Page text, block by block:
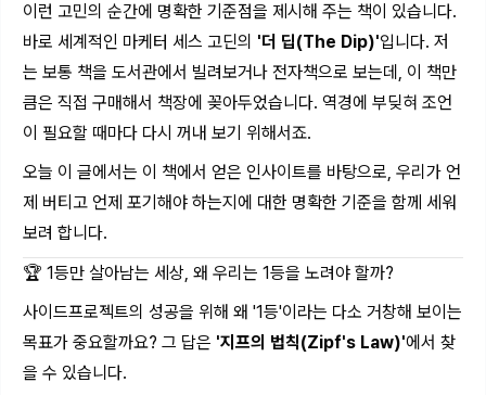
이런 고민의 순간에 명확한 기준점을 제시해 주는 책이 있습니다.
바로 세계적인 마케터 세스 고딘의 '더 딥(The Dip)'입니다. 저
는 보통 책을 도서관에서 빌려보거나 전자책으로 보는데, 이 책만
큼은 직접 구매해서 책장에 꽂아두었습니다. 역경에 부딪혀 조언
이 필요할 때마다 다시 꺼내 보기 위해서죠.
오늘 이 글에서는 이 책에서 얻은 인사이트를 바탕으로, 우리가 언
제 버티고 언제 포기해야 하는지에 대한 명확한 기준을 함께 세워
보려 합니다.
🏆 1등만 살아남는 세상, 왜 우리는 1등을 노려야 할까?
사이드프로젝트의 성공을 위해 왜 '1등'이라는 다소 거창해 보이는
목표가 중요할까요? 그 답은 '지프의 법칙(Zipf's Law)'에서 찾
을 수 있습니다.